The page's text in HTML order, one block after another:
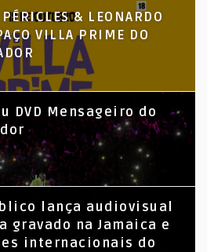
& LEONARDO
VILLA PRIME DO
DVD Mensageiro do
lança audiovisual
gravado na Jamaica e
internacionais do